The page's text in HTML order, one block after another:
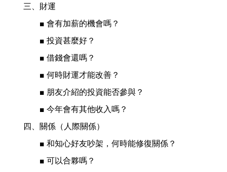
三、財運
■ 會有加薪的機會嗎？
■ 投資甚麼好？
■ 借錢會還嗎？
■ 何時財運才能改善？
■ 朋友介紹的投資能否參與？
■ 今年會有其他收入嗎？
四、關係（人際關係）
■ 和知心好友吵架，何時能修復關係？
■ 可以合夥嗎？